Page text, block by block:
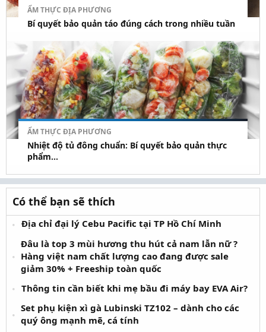
ẨM THỰC ĐỊA PHƯƠNG
Bí quyết bảo quản táo đúng cách trong nhiều tuần
ẨM THỰC ĐỊA PHƯƠNG
Nhiệt độ tủ đông chuẩn: Bí quyết bảo quản thực
phẩm...
Có thể bạn sẽ thích
Địa chỉ đại lý Cebu Pacific tại TP Hồ Chí Minh
Đâu là top 3 mùi hương thu hút cả nam lẫn nữ ?
Hàng việt nam chất lượng cao đang được sale
giảm 30% + Freeship toàn quốc
Thông tin cần biết khi mẹ bầu đi máy bay EVA Air?
Set phụ kiện xì gà Lubinski TZ102 – dành cho các
quý ông mạnh mẽ, cá tính